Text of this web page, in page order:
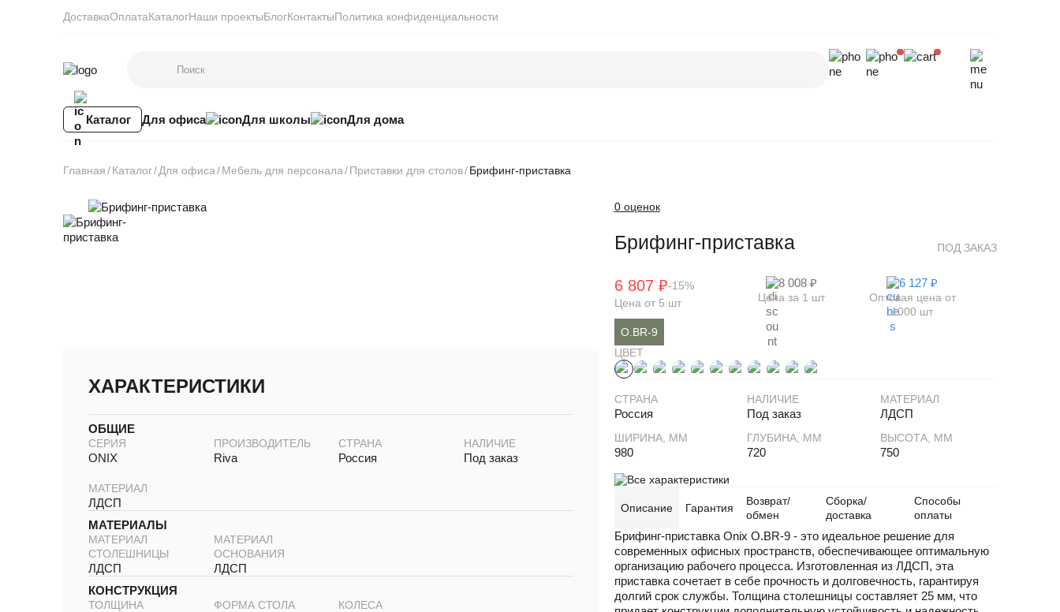
ДоставкаОплатаКаталогНаши проектыБлогКонтактыПолитика конфиденциальности
Каталог Для офиса Для школы Для дома
Главная Каталог Для офиса Мебель для персонала Приставки для столов Брифинг-приставка
ХАРАКТЕРИСТИКИ
ОБЩИЕ
СЕРИЯ
ONIX
ПРОИЗВОДИТЕЛЬ
Riva
СТРАНА
Россия
НАЛИЧИЕ
Под заказ
МАТЕРИАЛ
ЛДСП
МАТЕРИАЛЫ
МАТЕРИАЛ
СТОЛЕШНИЦЫ
ЛДСП
МАТЕРИАЛ
ОСНОВАНИЯ
ЛДСП
КОНСТРУКЦИЯ
ТОЛЩИНА
ФОРМА СТОЛА КОЛЕСА
0 оценок
Брифинг-приставка ПОД ЗАКАЗ
6 807 ₽-15%
Цена от 5 шт
8 008 ₽
Цена за 1 шт
6 127 ₽
Оптовая цена от
1000 шт
O.BR-9
ЦВЕТ
СТРАНА
Россия
НАЛИЧИЕ
Под заказ
МАТЕРИАЛ
ЛДСП
ШИРИНА, ММ
980
ГЛУБИНА, ММ
720
ВЫСОТА, ММ
750
Все характеристики
Описание Гарантия
Возврат/
обмен
Сборка/
доставка
Способы
оплаты
Брифинг-приставка Onix O.BR-9 - это идеальное решение для
современных офисных пространств, обеспечивающее оптимальную
организацию рабочего процесса. Изготовленная из ЛДСП, эта
приставка сочетает в себе прочность и долговечность, гарантируя
долгий срок службы. Толщина столешницы составляет 25 мм, что